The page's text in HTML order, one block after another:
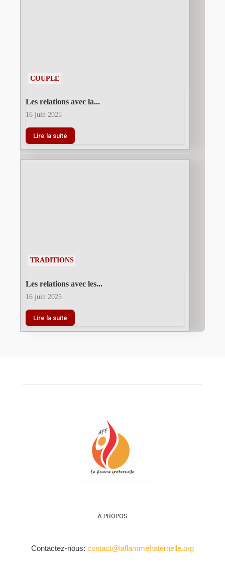
COUPLE
Les relations avec la...
16 juin 2025
Lire la suite
TRADITIONS
Les relations avec les...
16 juin 2025
Lire la suite
À PROPOS
Contactez-nous: contact@laflammefraternelle.org